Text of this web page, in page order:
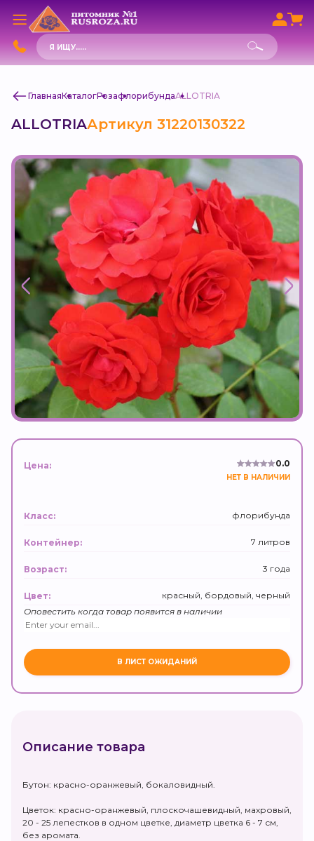
Поиск
товаров
ГлавнаяКаталогРозафлорибундаALLOTRIA
ALLOTRIAАртикул 31220130322
Цена: 0.0
НЕТ В НАЛИЧИИ
Класс: флорибунда
Контейнер: 7 литров
Возраст: 3 года
Цвет:
красный, бордовый, черный
Оповестить когда товар появится в наличии
Описание товара
Бутон: красно-оранжевый, бокаловидный.
Цветок: красно-оранжевый, плоскочашевидный, махровый,
20 - 25 лепестков в одном цветке, диаметр цветка 6 - 7 см,
без аромата.